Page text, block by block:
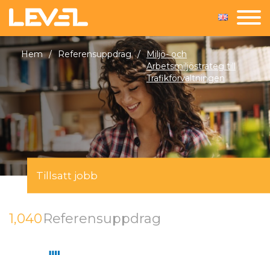
Hem / Referensuppdrag / Miljö- och
Arbetsmiljöstrateg till
Trafikförvaltningen
Tillsatt jobb
1,040Referensuppdrag